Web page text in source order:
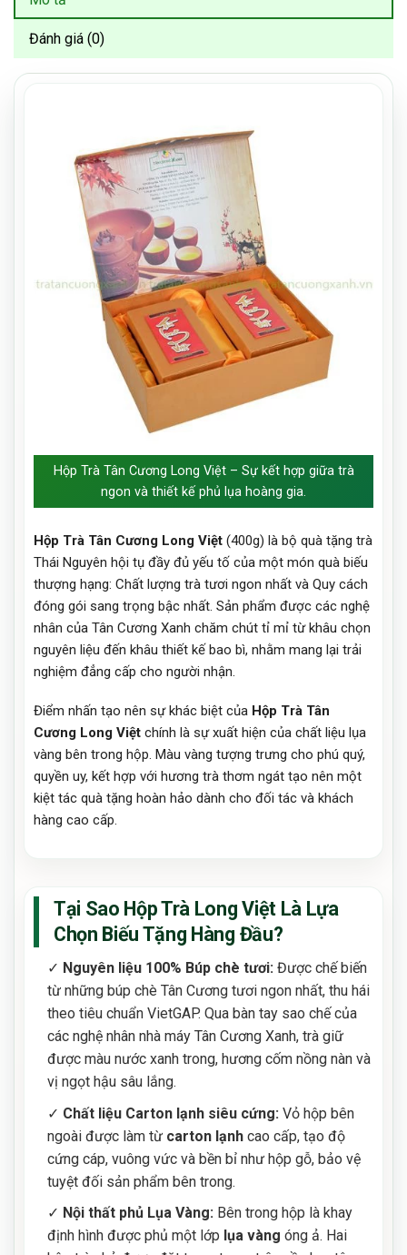
Đánh giá (0)
Hộp Trà Tân Cương Long Việt – Sự kết hợp giữa trà
ngon và thiết kế phủ lụa hoàng gia.
Hộp Trà Tân Cương Long Việt (400g) là bộ quà tặng trà
Thái Nguyên hội tụ đầy đủ yếu tố của một món quà biếu
thượng hạng: Chất lượng trà tươi ngon nhất và Quy cách
đóng gói sang trọng bậc nhất. Sản phẩm được các nghệ
nhân của Tân Cương Xanh chăm chút tỉ mỉ từ khâu chọn
nguyên liệu đến khâu thiết kế bao bì, nhằm mang lại trải
nghiệm đẳng cấp cho người nhận.
Điểm nhấn tạo nên sự khác biệt của Hộp Trà Tân
Cương Long Việt chính là sự xuất hiện của chất liệu lụa
vàng bên trong hộp. Màu vàng tượng trưng cho phú quý,
quyền uy, kết hợp với hương trà thơm ngát tạo nên một
kiệt tác quà tặng hoàn hảo dành cho đối tác và khách
hàng cao cấp.
Tại Sao Hộp Trà Long Việt Là Lựa
Chọn Biếu Tặng Hàng Đầu?
✓ Nguyên liệu 100% Búp chè tươi: Được chế biến
từ những búp chè Tân Cương tươi ngon nhất, thu hái
theo tiêu chuẩn VietGAP. Qua bàn tay sao chế của
các nghệ nhân nhà máy Tân Cương Xanh, trà giữ
được màu nước xanh trong, hương cốm nồng nàn và
vị ngọt hậu sâu lắng.
✓ Chất liệu Carton lạnh siêu cứng: Vỏ hộp bên
ngoài được làm từ carton lạnh cao cấp, tạo độ
cứng cáp, vuông vức và bền bỉ như hộp gỗ, bảo vệ
tuyệt đối sản phẩm bên trong.
✓ Nội thất phủ Lụa Vàng: Bên trong hộp là khay
định hình được phủ một lớp lụa vàng óng ả. Hai